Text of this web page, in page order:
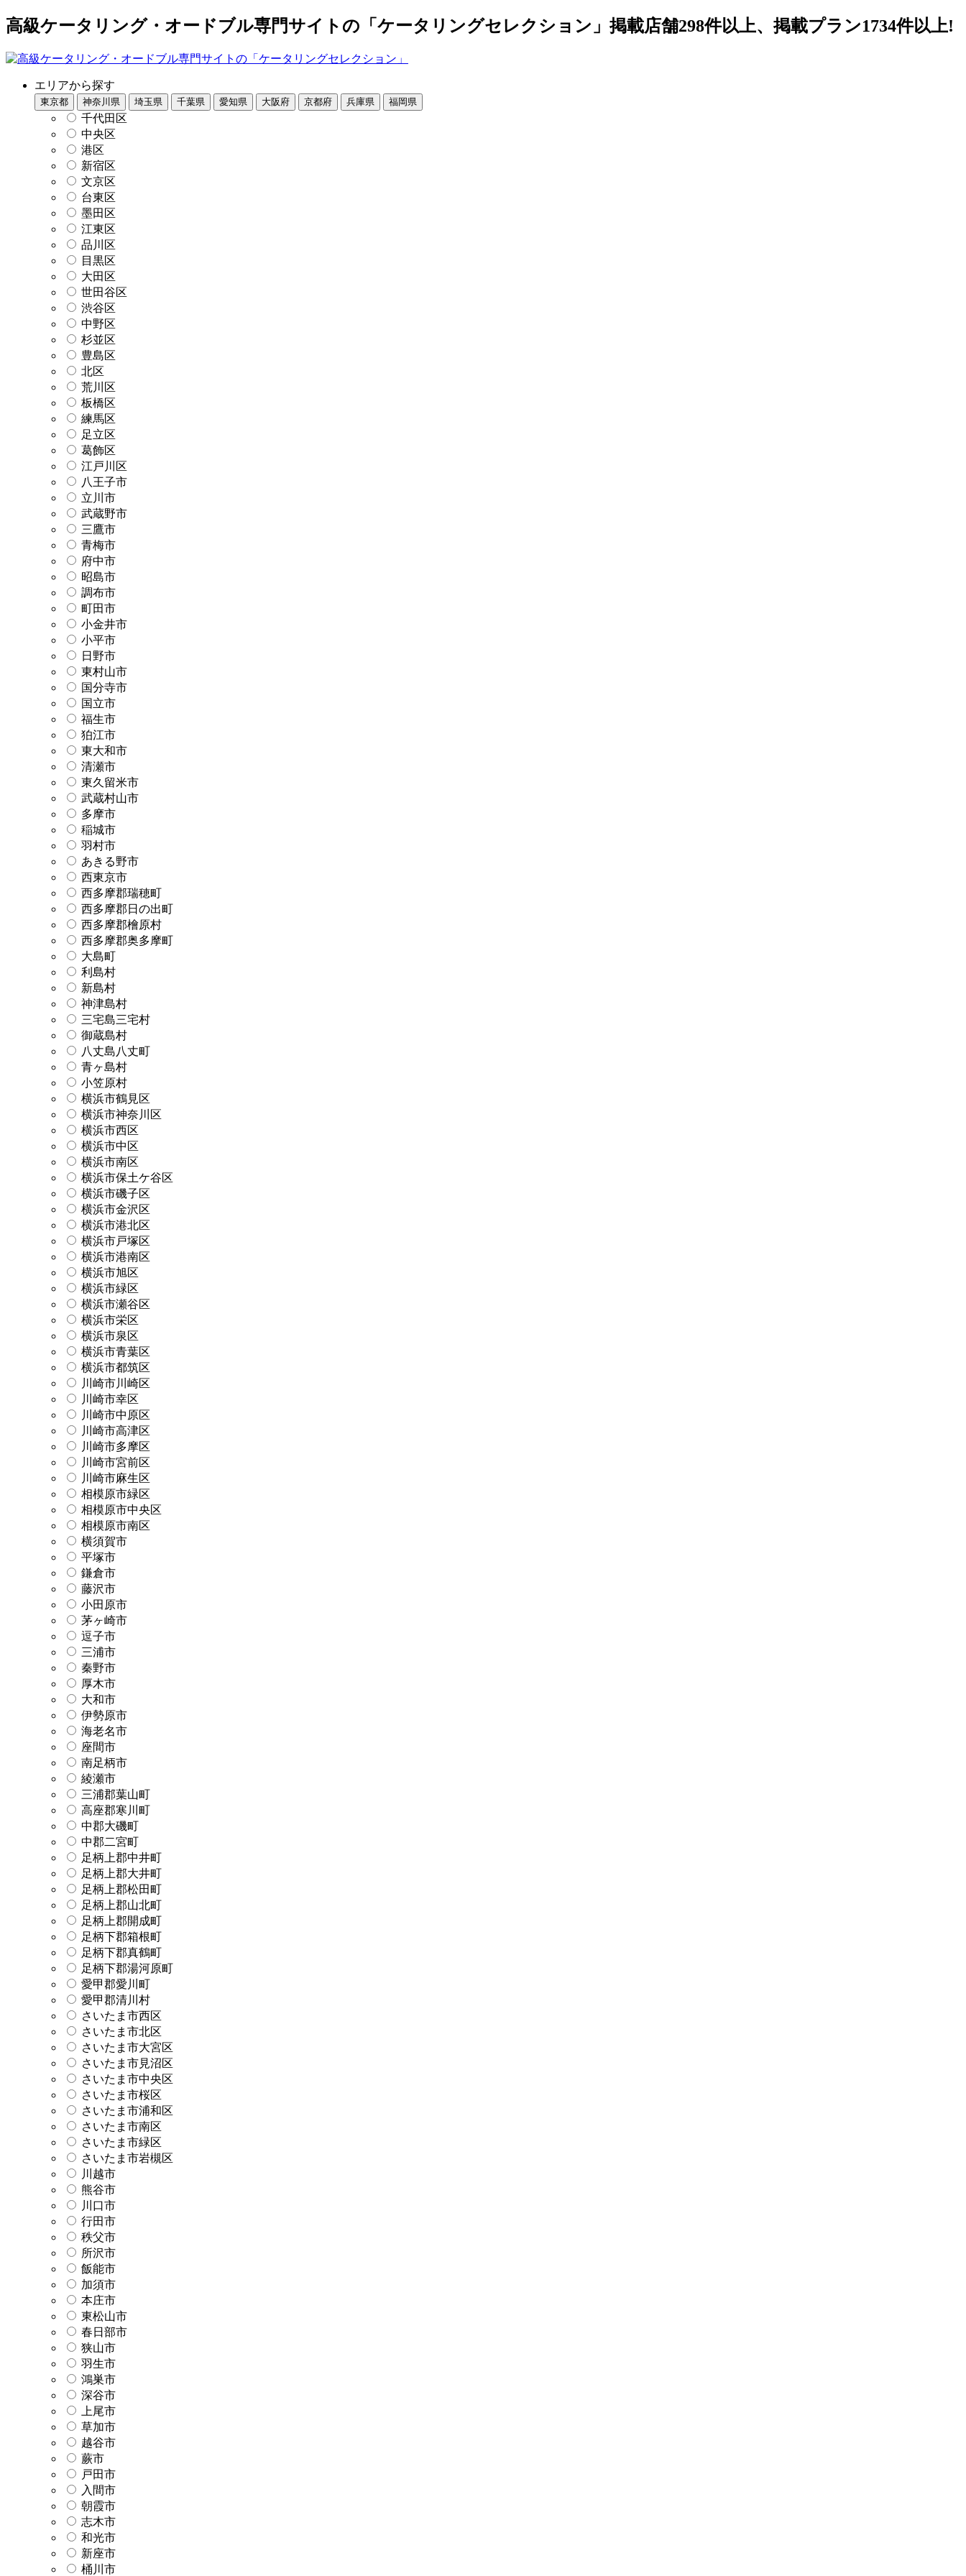
高級ケータリング・オードブル専門サイトの「ケータリングセレクション」掲載店舗298件以上、掲載プラン1734件以上!
エリアから探す
東京都 神奈川県 埼玉県 千葉県 愛知県 大阪府 京都府 兵庫県 福岡県
千代田区
中央区
港区
新宿区
文京区
台東区
墨田区
江東区
品川区
目黒区
大田区
世田谷区
渋谷区
中野区
杉並区
豊島区
北区
荒川区
板橋区
練馬区
足立区
葛飾区
江戸川区
八王子市
立川市
武蔵野市
三鷹市
青梅市
府中市
昭島市
調布市
町田市
小金井市
小平市
日野市
東村山市
国分寺市
国立市
福生市
狛江市
東大和市
清瀬市
東久留米市
武蔵村山市
多摩市
稲城市
羽村市
あきる野市
西東京市
西多摩郡瑞穂町
西多摩郡日の出町
西多摩郡檜原村
西多摩郡奥多摩町
大島町
利島村
新島村
神津島村
三宅島三宅村
御蔵島村
八丈島八丈町
青ヶ島村
小笠原村
横浜市鶴見区
横浜市神奈川区
横浜市西区
横浜市中区
横浜市南区
横浜市保土ケ谷区
横浜市磯子区
横浜市金沢区
横浜市港北区
横浜市戸塚区
横浜市港南区
横浜市旭区
横浜市緑区
横浜市瀬谷区
横浜市栄区
横浜市泉区
横浜市青葉区
横浜市都筑区
川崎市川崎区
川崎市幸区
川崎市中原区
川崎市高津区
川崎市多摩区
川崎市宮前区
川崎市麻生区
相模原市緑区
相模原市中央区
相模原市南区
横須賀市
平塚市
鎌倉市
藤沢市
小田原市
茅ヶ崎市
逗子市
三浦市
秦野市
厚木市
大和市
伊勢原市
海老名市
座間市
南足柄市
綾瀬市
三浦郡葉山町
高座郡寒川町
中郡大磯町
中郡二宮町
足柄上郡中井町
足柄上郡大井町
足柄上郡松田町
足柄上郡山北町
足柄上郡開成町
足柄下郡箱根町
足柄下郡真鶴町
足柄下郡湯河原町
愛甲郡愛川町
愛甲郡清川村
さいたま市西区
さいたま市北区
さいたま市大宮区
さいたま市見沼区
さいたま市中央区
さいたま市桜区
さいたま市浦和区
さいたま市南区
さいたま市緑区
さいたま市岩槻区
川越市
熊谷市
川口市
行田市
秩父市
所沢市
飯能市
加須市
本庄市
東松山市
春日部市
狭山市
羽生市
鴻巣市
深谷市
上尾市
草加市
越谷市
蕨市
戸田市
入間市
朝霞市
志木市
和光市
新座市
桶川市